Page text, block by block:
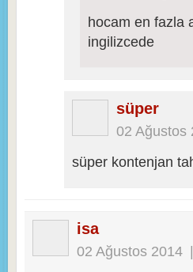
hocam en fazla
ingilizcede
süper
02 Ağustos
süper kontenjan
isa
02 Ağustos 2014 |